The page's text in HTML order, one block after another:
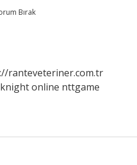
Bırak
ranteveteriner.com.tr
knight online nttgame